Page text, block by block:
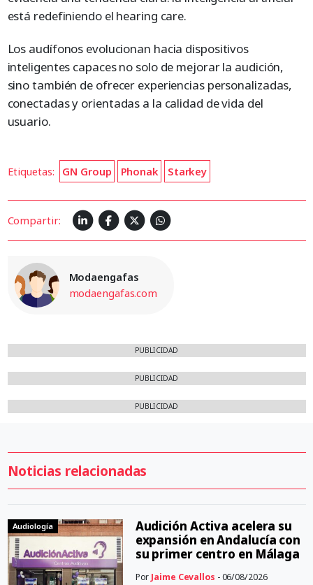
está redefiniendo el hearing care.
Los audífonos evolucionan hacia dispositivos
inteligentes capaces no solo de mejorar la audición,
sino también de ofrecer experiencias personalizadas,
conectadas y orientadas a la calidad de vida del
usuario.
Etiquetas: GN Group Phonak Starkey
Compartir:
Modaengafas
modaengafas.com
PUBLICIDAD
PUBLICIDAD
PUBLICIDAD
Noticias relacionadas
Audiología
Audición Activa acelera su
expansión en Andalucía con
su primer centro en Málaga
Por Jaime Cevallos - 06/08/2026